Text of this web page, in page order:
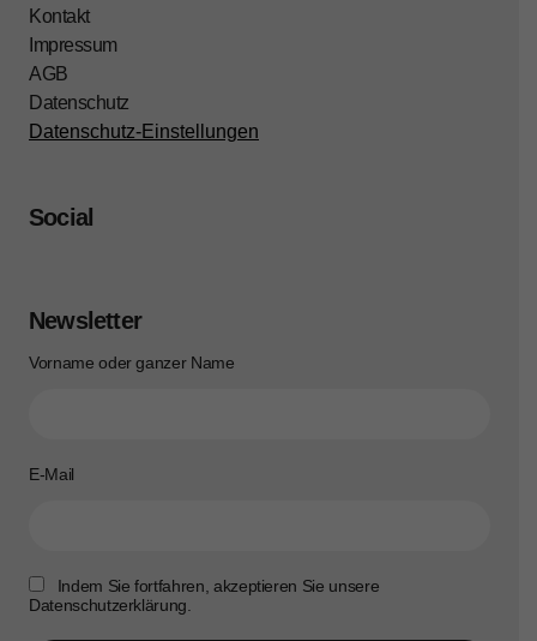
Kontakt
Impressum
AGB
Datenschutz
Datenschutz-Einstellungen
Social
Newsletter
Vorname oder ganzer Name
E-Mail
Indem Sie fortfahren, akzeptieren Sie unsere
Datenschutzerklärung.